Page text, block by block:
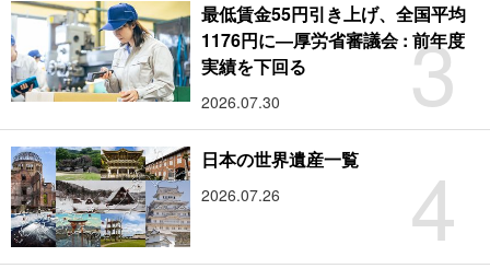
3
最低賃金55円引き上げ、全国平均
1176円に―厚労省審議会 : 前年度
実績を下回る
2026.07.30
4
日本の世界遺産一覧
2026.07.26